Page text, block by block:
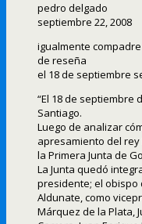
pedro delgado
septiembre 22, 2008
igualmente
de reseña
el 18 de septiembre
“El 18 de septiembre
Santiago.
Luego de analizar
apresamiento del rey
la Primera Junta de
La Junta quedó
presidente; el obispo
Aldunate, como
Márquez de la Plata,